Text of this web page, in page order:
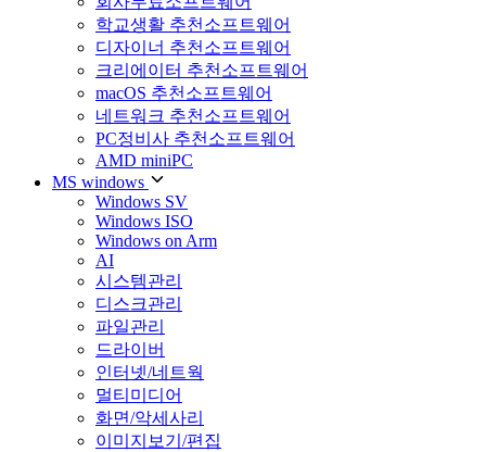
학교생활 추천소프트웨어
디자이너 추천소프트웨어
크리에이터 추천소프트웨어
macOS 추천소프트웨어
네트워크 추천소프트웨어
PC정비사 추천소프트웨어
AMD miniPC
MS windows
Windows SV
Windows ISO
Windows on Arm
AI
시스템관리
디스크관리
파일관리
드라이버
인터넷/네트웍
멀티미디어
화면/악세사리
이미지보기/편집